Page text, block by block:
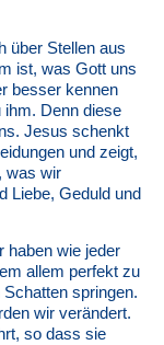
über Stellen aus
ist, was Gott uns
besser kennen
ihm. Denn diese
Jesus schenkt
und zeigt,
was wir
Liebe, Geduld und
haben wie jeder
allem perfekt zu
springen.
wir verändert.
so dass sie